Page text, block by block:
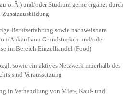
o. Ä.) und/oder Studium gerne ergänzt durch
Berufserfahrung sowie nachweisbare
Ankauf von Grundstücken und/oder
im Bereich Einzelhandel (Food)
sowie ein aktives Netzwerk innerhalb des
sind Voraussetzung
in Verhandlung von Miet-, Kauf- und